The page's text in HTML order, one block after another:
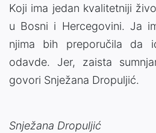
Koji ima jedan kvalitetniji
u Bosni i Hercegovini. Ja
njima bih preporučila da
odavde. Jer, zaista
govori Snježana Dropuljić.
Snježana Dropuljić